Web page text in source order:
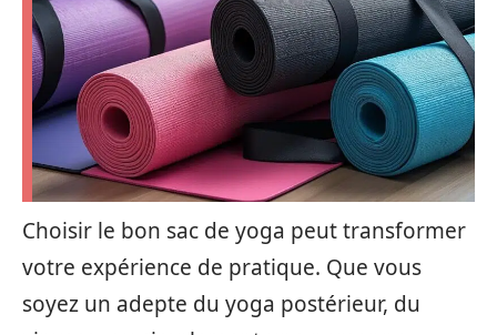
Choisir le bon sac de yoga peut transformer
votre expérience de pratique. Que vous
soyez un adepte du yoga postérieur, du